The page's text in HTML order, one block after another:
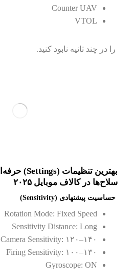
Counter UAV
VTOL
را در چند ثانیه نابود کنید.
سلاح‌ها در کالاف موبایل ۲۰۲۵
حساسیت پیشنهادی (Sensitivity)
Rotation Mode: Fixed Speed
Sensitivity Distance: Long
Camera Sensitivity: ۱۲۰–۱۴۰
Firing Sensitivity: ۱۰۰–۱۳۰
Gyroscope: ON